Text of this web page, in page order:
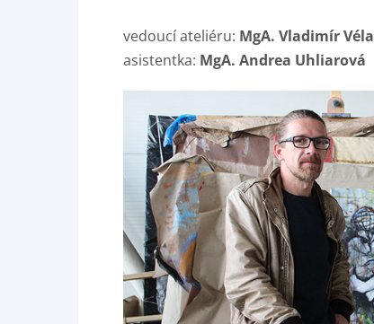
vedoucí ateliéru: MgA. Vladimír Véla
asistentka: MgA. Andrea Uhliarová